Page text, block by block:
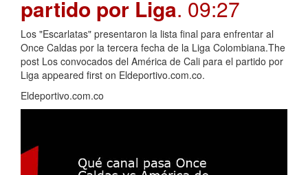
partido por Liga. 09:27
Los "Escarlatas" presentaron la lista final para enfrentar al
Once Caldas por la tercera fecha de la Liga Colombiana.The
post Los convocados del América de Cali para el partido por
Liga appeared first on Eldeportivo.com.co.
Eldeportivo.com.co